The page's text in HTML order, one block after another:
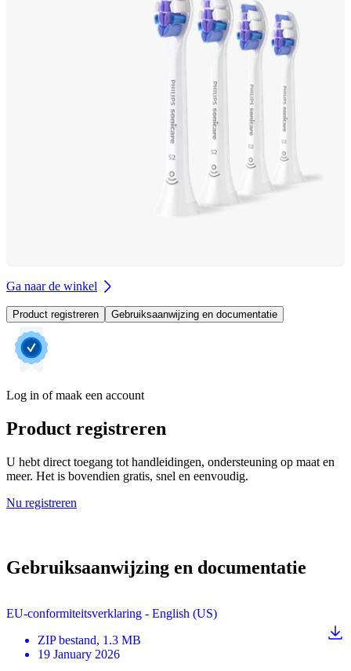
Ga naar de winkel
Product registreren Gebruiksaanwijzing en documentatie
Log in of maak een account
Product registreren
U hebt direct toegang tot handleidingen, ondersteuning op maat en
meer. Het is bovendien gratis, snel en eenvoudig.
Nu registreren
Gebruiksaanwijzing en documentatie
EU-conformiteitsverklaring - English (US)
ZIP bestand, 1.3 MB
19 January 2026